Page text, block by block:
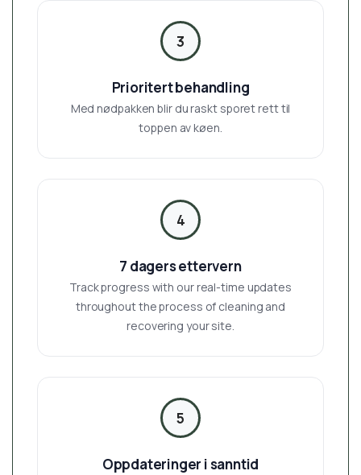
3
Prioritert behandling
Med nødpakken blir du raskt sporet rett til
toppen av køen.
4
7 dagers ettervern
Track progress with our real-time updates
throughout the process of cleaning and
recovering your site.
5
Oppdateringer i sanntid